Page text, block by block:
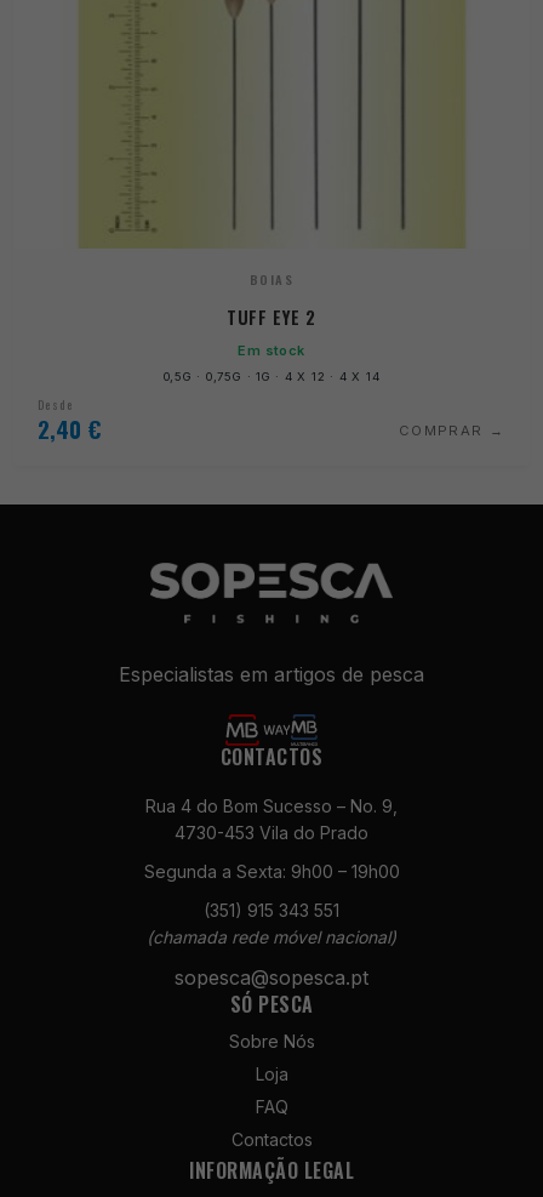
BOIAS
TUFF EYE 2
Em stock
0,5G · 0,75G · 1G · 4 X 12 · 4 X 14
Desde
2,40 € COMPRAR
Especialistas em artigos de pesca
CONTACTOS
Rua 4 do Bom Sucesso – No. 9,
4730-453 Vila do Prado
Segunda a Sexta: 9h00 – 19h00
(351) 915 343 551
(chamada rede móvel nacional)
sopesca@sopesca.pt
SÓ PESCA
Sobre Nós
Loja
FAQ
Contactos
INFORMAÇÃO LEGAL
Necessários
Estes cookies
não são
necessários
para o
Estatísticas
Para que